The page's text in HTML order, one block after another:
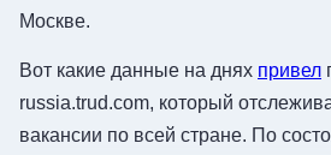
Москве.
Вот какие данные на днях привел
russia.trud.com, который
вакансии по всей стране. По